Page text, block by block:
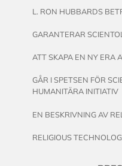
L. RON HUBBARDS
GARANTERAR
ATT SKAPA EN NY ERA
GÅR I SPETSEN FÖR
HUMANITÄRA INITIATIV
EN BESKRIVNING AV
RELIGIOUS